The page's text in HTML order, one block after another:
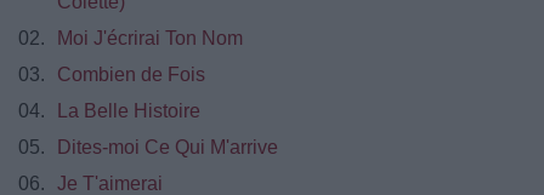
02.
Moi J'écrirai Ton Nom
03.
Combien de Fois
04.
La Belle Histoire
05.
Dites-moi Ce Qui M'arrive
06.
Je T'aimerai